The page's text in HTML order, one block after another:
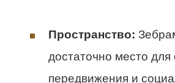
Пространство:
достаточно место для
передвижения и